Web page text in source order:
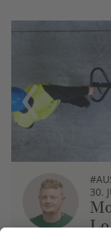
Previous
30.